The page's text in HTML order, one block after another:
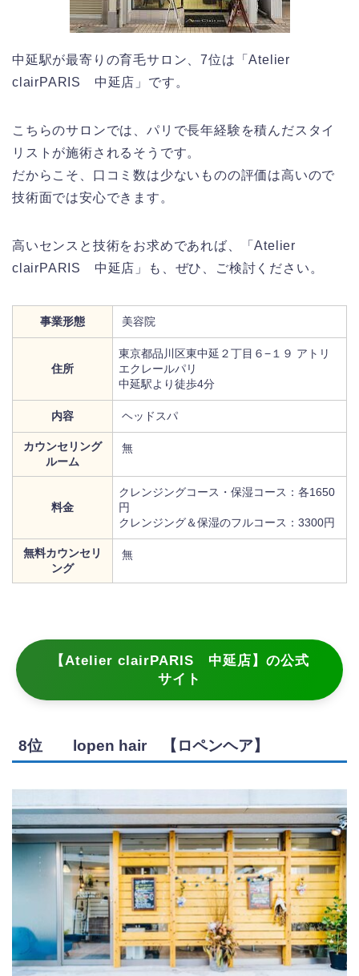
中延駅が最寄りの育毛サロン、7位は「Atelier
clairPARIS 中延店」です。
こちらのサロンでは、パリで長年経験を積んだスタイ
リストが施術されるそうです。
だからこそ、口コミ数は少ないものの評価は高いので
技術面では安心できます。
高いセンスと技術をお求めであれば、「Atelier
clairPARIS 中延店」も、ぜひ、ご検討ください。
事業形態 美容院
住所
東京都品川区東中延２丁目６−１９ アトリ
エクレールパリ
中延駅より徒歩4分
内容 ヘッドスパ
カウンセリング
ルーム
無
料金
クレンジングコース・保湿コース：各1650
円
クレンジング＆保湿のフルコース：3300円
無料カウンセリ
ング
無
【Atelier clairPARIS 中延店】の公式
サイト
8位 lopen hair 【ロペンヘア】